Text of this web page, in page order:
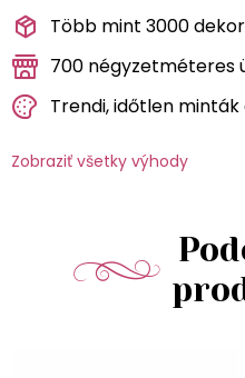
Több mint 3000
700 négyzetméteres
Trendi, időtlen minták
Zobraziť všetky výhody